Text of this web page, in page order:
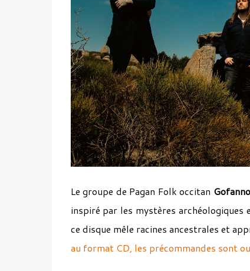
Le groupe de Pagan Folk occitan
inspiré par les mystères archéologiques
ce disque mêle racines ancestrales et
au format CD, les précommandes sont